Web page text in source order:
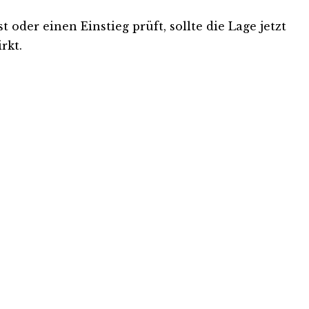
oder einen Einstieg prüft, sollte die Lage jetzt